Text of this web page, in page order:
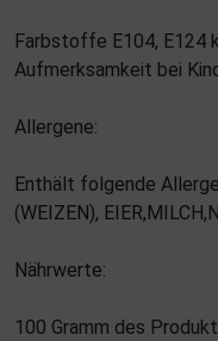
Farbstoffe E104, E124
Aufmerksamkeit bei
Allergene:
Enthält folgende
(WEIZEN),
Nährwerte:
100 Gramm des